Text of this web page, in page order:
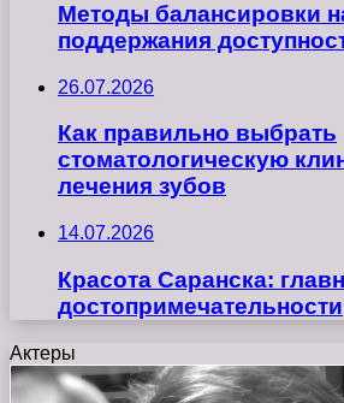
Методы балансировки
поддержания
26.07.2026
Как правильно выбрать
стоматологическую
лечения зубов
14.07.2026
Красота Саранска:
достопримечательности
Актеры